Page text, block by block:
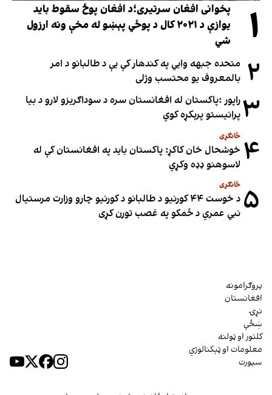
۱
پخوانی افغان سرتیری؛د افغان پوځ سقوط باید
یوازې د ۲۰۲۱ کال د پوځي پېښو له مخې ونه ارزول
شي
۲ متحده جبهه وايي په کندهار کې یې د طالبانو د امر
بالمعروف یو محتسب وژلی
۳راپور :پاکستان له افغانستان سره د سوداګریزو لارو د بیا
پرانیستو پرېکړه کوي
۴ ځانګړی
خوشحال خان کاکړ: پاکستان بايد په افغانستان کې له
لاسوهنو ډډه وکړي
۵ ځانګړی
د خوست ۴۴ کورنیو د طالبانو د کورنیو چارو وزارت مرستیال
نبي عمري د ځمکو په غصب تورن کړی
پروګرامونه
افغانستان
نړۍ
ښځې
کلتور او ټولنه
معلومات او ټېکنالوژي
سپورت